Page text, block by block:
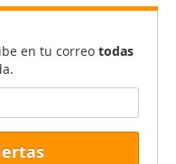
en tu correo todas